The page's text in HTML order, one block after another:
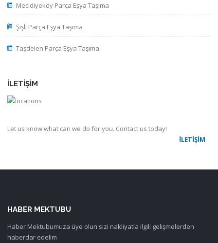
Mecidiyeköy Parça Eşya Taşıma
Şişli Parça Eşya Taşıma
Taşdelen Parça Eşya Taşıma
İLETIŞIM
Let us know what can we do for you. Contact us today!
İLETIŞIM
HABER MEKTUBU
Haber Mektubumuza üye olun sizi nakliyatla ilgili gelişmelerden
haberdar edelim